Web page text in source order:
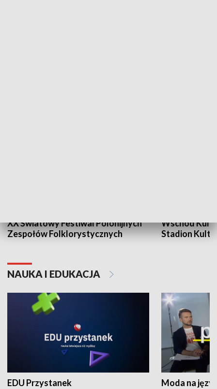
XX Światowy Festiwal Polonijnych
Zespołów Folklorystycznych
Wschód
Stadion
NAUKA I EDUKACJA
EDU Przystanek Moda na